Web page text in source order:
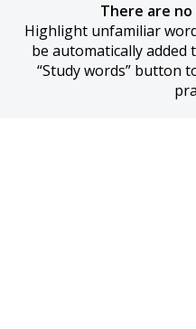
There are
Highlight unfamiliar
be automatically added
“Study words” button